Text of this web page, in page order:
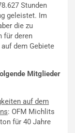
Stunden
geleistet. Im
die zu
für deren
dem Gebiete
Mitglieder
auf dem
: OFM Michlits
für 40 Jahre